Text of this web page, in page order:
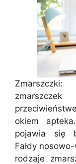
okiem
pojawia się
Fałdy
rodzaje